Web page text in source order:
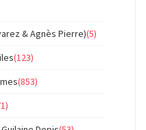
& Agnès Pierre)(5)
(123)
(853)